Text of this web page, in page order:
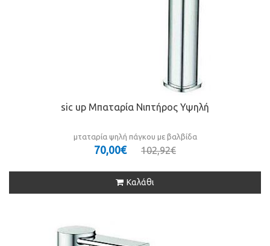
sic up Μπαταρία Νιπτήρος Υψηλή
μταταρία ψηλή πάγκου με βαλβίδα
70,00€ 102,92€
Καλάθι